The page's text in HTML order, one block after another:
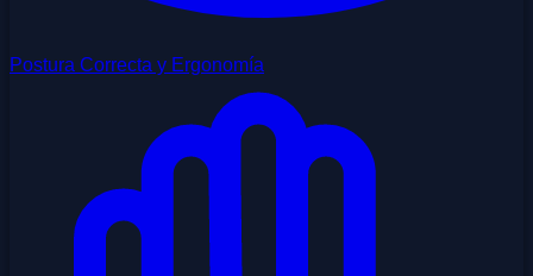
Postura Correcta y Ergonomía